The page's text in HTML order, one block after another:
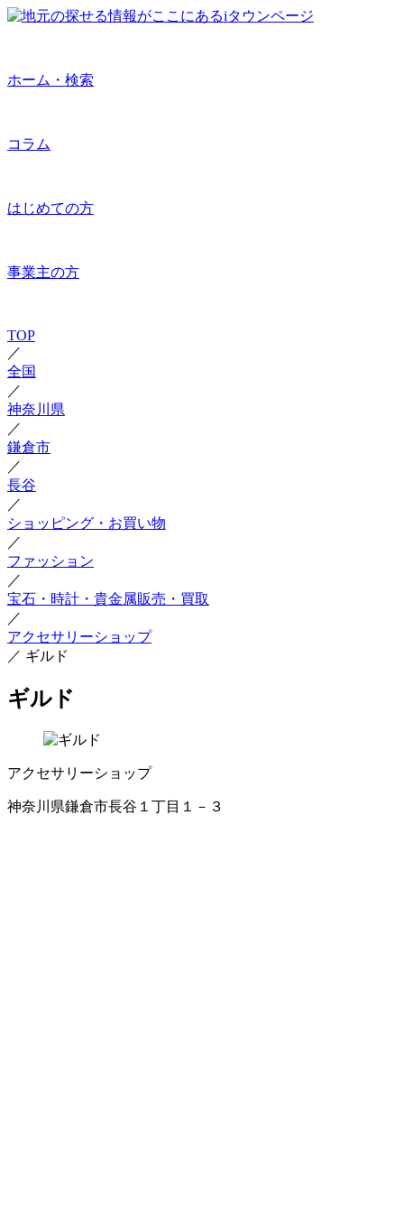
ホーム・検索
コラム
はじめての方
事業主の方
TOP
／
全国
／
神奈川県
／
鎌倉市
／
長谷
／
ショッピング・お買い物
／
ファッション
／
宝石・時計・貴金属販売・買取
／
アクセサリーショップ
／ ギルド
ギルド
アクセサリーショップ
神奈川県鎌倉市長谷１丁目１－３